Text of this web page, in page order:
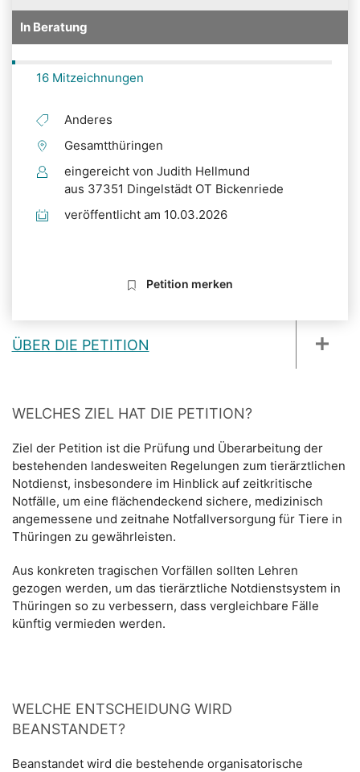
In Beratung
16 Mitzeichnungen
Anderes
Gesamtthüringen
eingereicht von Judith Hellmund
aus 37351 Dingelstädt OT Bickenriede
veröffentlicht am 10.03.2026
Petition merken
ÜBER DIE PETITION
WELCHES ZIEL HAT DIE PETITION?
Ziel der Petition ist die Prüfung und Überarbeitung der
bestehenden landesweiten Regelungen zum tierärztlichen
Notdienst, insbesondere im Hinblick auf zeitkritische
Notfälle, um eine flächendeckend sichere, medizinisch
angemessene und zeitnahe Notfallversorgung für Tiere in
Thüringen zu gewährleisten.
Aus konkreten tragischen Vorfällen sollten Lehren
gezogen werden, um das tierärztliche Notdienstsystem in
Thüringen so zu verbessern, dass vergleichbare Fälle
künftig vermieden werden.
WELCHE ENTSCHEIDUNG WIRD
BEANSTANDET?
Beanstandet wird die bestehende organisatorische